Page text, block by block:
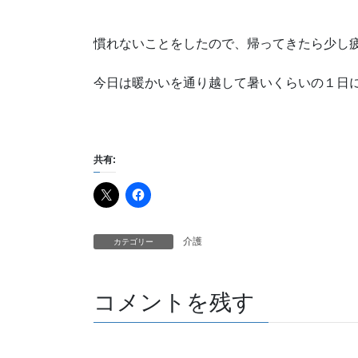
慣れないことをしたので、帰ってきたら少し
今日は暖かいを通り越して暑いくらいの１日
共有:
カテゴリー 介護
コメントを残す